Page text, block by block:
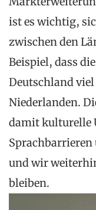
ist es wichtig,
zwischen den
Beispiel, dass
Deutschland
Niederlanden.
damit kulturelle
Sprachbarrieren
und wir
bleiben.